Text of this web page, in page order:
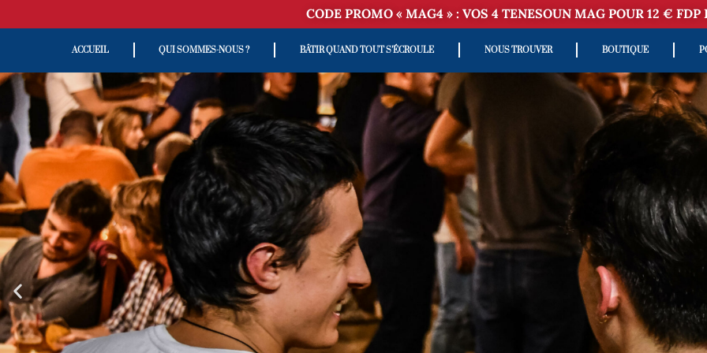
CODE PROMO « MAG4 » : VOS 4 TENESOUN MAG POUR 12 € FDP
ACCUEIL QUI SOMMES-NOUS ? BÂTIR QUAND TOUT S’ÉCROULE NOUS TROUVER BOUTIQUE